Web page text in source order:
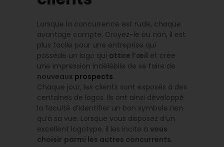
Lorsque la concurrence est rude, chaque
avantage compte. Croyez-le ou non, il est
plus facile pour une entreprise qui
possède un logo qui attire l’œil et crée
une impression indélébile de se faire de
nouveaux prospects.
Chaque jour, les clients sont exposés à des
centaines de logos. Ils ont ainsi développé
la faculté d’identifier un bon symbole rien
qu’à sa vue. Lorsque vous disposez d’un
excellent logotype, il les incite à vous
choisir parmi les autres concurrents.